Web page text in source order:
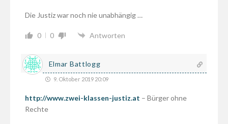
Die Justiz war noch nie unabhängig …
0 0 Antworten
Elmar Battlogg
9. Oktober 2019 20:09
http://www.zwei-klassen-justiz.at – Bürger ohne
Rechte